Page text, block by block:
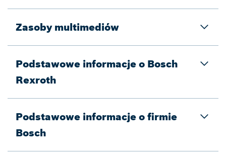
Zasoby multimediów
Podstawowe informacje o Bosch
Rexroth
Podstawowe informacje o firmie
Bosch